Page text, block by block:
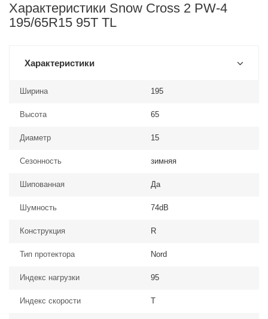
Характеристики Snow Cross 2 PW-4
195/65R15 95T TL
Характеристики
Ширина 195
Высота 65
Диаметр 15
Сезонность зимняя
Шипованная Да
Шумность 74dB
Конструкция R
Тип протектора Nord
Индекс нагрузки 95
Индекс скорости T